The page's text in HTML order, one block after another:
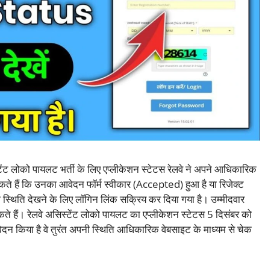
लोको पायलट भर्ती के लिए एप्लीकेशन स्टेटस रेलवे ने अपने आधिकारिक
हैं कि उनका आवेदन फॉर्म स्वीकार (Accepted) हुआ है या रिजेक्ट
देखने के लिए लॉगिन लिंक सक्रिय कर दिया गया है। उम्मीदवार
रेलवे असिस्टेंट लोको पायलट का एप्लीकेशन स्टेटस 5 दिसंबर को
किया है वे तुरंत अपनी स्थिति आधिकारिक वेबसाइट के माध्यम से चेक